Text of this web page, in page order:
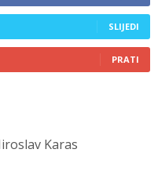
SLIJEDI
PRATI
Karas